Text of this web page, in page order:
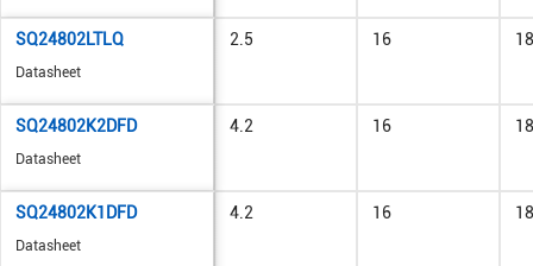
SQ24802LTLQ
Datasheet
2.5 16 18
SQ24802K2DFD
Datasheet
4.2 16 18
SQ24802K1DFD
Datasheet
4.2 16 18